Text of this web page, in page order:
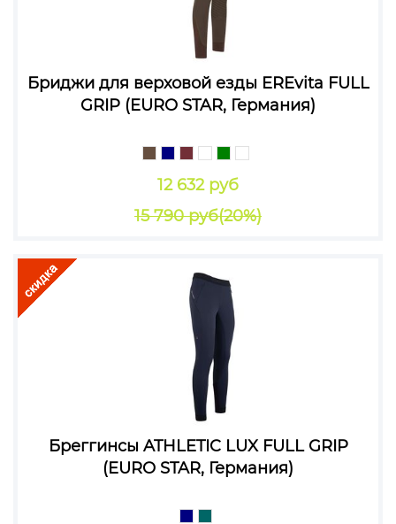
Бриджи для верховой езды EREvita FULL
GRIP (EURO STAR, Германия)
12 632 руб
15 790 руб(20%)
Бреггинсы ATHLETIC LUX FULL GRIP
(EURO STAR, Германия)